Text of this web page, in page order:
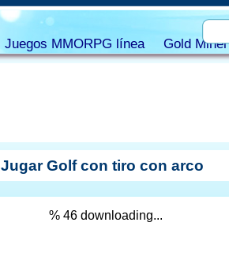
Jugar Golf con tiro con arco
% 47 downloading...
Juegos MMORPG línea Gold Miner